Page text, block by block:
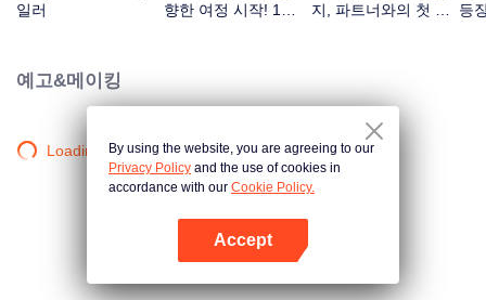
일러
향한 여정 시작! 12
지, 파트너와의 첫 도
등
예고&메이킹
Loading…By using the website, you are agreeing to our
Privacy Policy and the use of cookies in
accordance with our Cookie Policy.
Accept